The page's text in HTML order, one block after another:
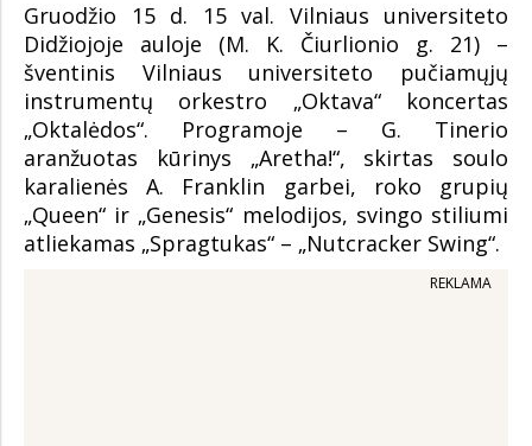
Gruodžio 15 d. 15 val. Vilniaus universiteto
Didžiojoje auloje (M. K. Čiurlionio g. 21) –
šventinis Vilniaus universiteto pučiamųjų
instrumentų orkestro „Oktava“ koncertas
„Oktalėdos“. Programoje – G. Tinerio
aranžuotas kūrinys „Aretha!“, skirtas soulo
karalienės A. Franklin garbei, roko grupių
„Queen“ ir „Genesis“ melodijos, svingo stiliumi
atliekamas „Spragtukas“ – „Nutcracker Swing“.
REKLAMA